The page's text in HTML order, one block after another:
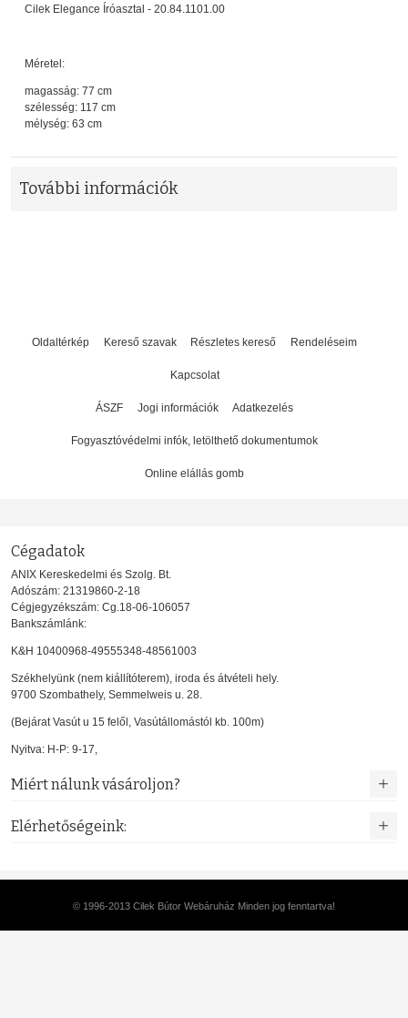
Cilek Elegance Íróasztal - 20.84.1101.00
Méretel:
magasság: 77 cm
szélesség: 117 cm
mélység: 63 cm
További információk
Oldaltérkép Kereső szavak Részletes kereső Rendeléseim
Kapcsolat
ÁSZF Jogi információk Adatkezelés
Fogyasztóvédelmi infók, letölthető dokumentumok
Online elállás gomb
Cégadatok
ANIX Kereskedelmi és Szolg. Bt.
Adószám: 21319860-2-18
Cégjegyzékszám: Cg.18-06-106057
Bankszámlánk:
K&H 10400968-49555348-48561003
Székhelyünk (nem kiállítóterem), iroda és átvételi hely.
9700 Szombathely, Semmelweis u. 28.
(Bejárat Vasút u 15 felől, Vasútállomástól kb. 100m)
Nyitva: H-P: 9-17,
Miért nálunk vásároljon?
Elérhetőségeink:
© 1996-2013 Cilek Bútor Webáruház Minden jog fenntartva!